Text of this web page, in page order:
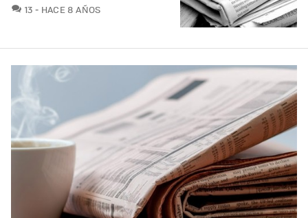
13 COMENTARIOS
HACE 8 AÑOS